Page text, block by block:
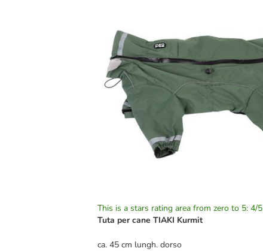
This is a stars rating area from zero to 5: 4/5
Tuta per cane TIAKI Kurmit
ca. 45 cm lungh. dorso